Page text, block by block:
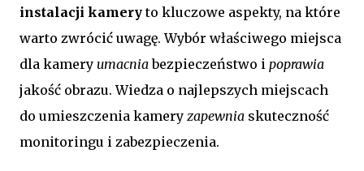
instalacji kameryto kluczowe aspekty, na które
warto zwrócić uwagę. Wybór właściwego miejsca
dla kamery umacniabezpieczeństwo i poprawia
jakość obrazu. Wiedza o najlepszych miejscach
do umieszczenia kamery zapewnia skuteczność
monitoringu i zabezpieczenia.